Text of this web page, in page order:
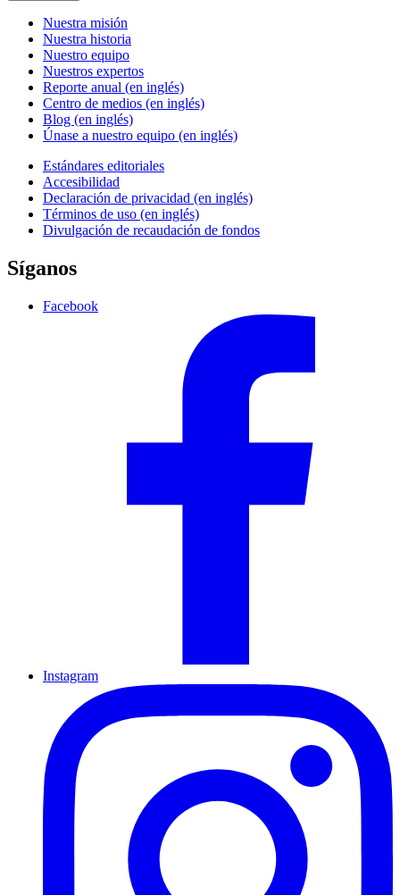
Nuestra misión
Nuestra historia
Nuestro equipo
Nuestros expertos
Reporte anual (en inglés)
Centro de medios (en inglés)
Blog (en inglés)
Únase a nuestro equipo (en inglés)
Estándares editoriales
Accesibilidad
Declaración de privacidad (en inglés)
Términos de uso (en inglés)
Divulgación de recaudación de fondos
Síganos
Facebook
Instagram